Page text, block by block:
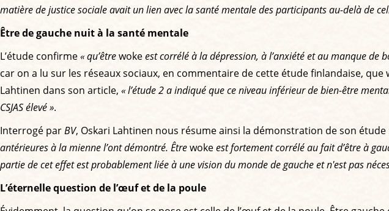
matière de justice sociale avait un lien avec la santé mentale des participants au-delà de
Être de gauche nuit à la santé mentale
L’étude confirme« qu’êtrewokeest corrélé à la dépression, à l’anxiété et au manque de
car on a lu sur les réseaux sociaux, en commentaire de cette étude finlandaise,
Lahtinen dans son article, « l’étude 2 a indiqué que ce niveau inférieur de bien-être
CSJAS élevé ».
Interrogé parBV, Oskari Lahtinen nous résume ainsi la démonstration de son étude
antérieures à la mienne l’ont démontré. Êtrewokeest fortement corrélé au fait d’être à
partie de cet effet est probablement liée à une vision du monde de gauche et n'est pas
L’éternelle question de l’œuf et de la poule